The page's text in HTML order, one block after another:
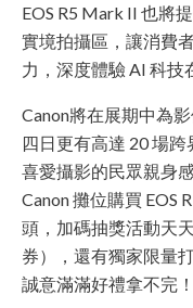
EOS R5 Mark II 也將
實境拍攝區，讓消費
力，深度體驗 AI 科技
Canon將在展期中為
四日更有高達 20 場
喜愛攝影的民眾親身
Canon 攤位購買 EOS
頭，加碼抽獎活動天
券），還有獨家限量
誠意滿滿好禮拿不完！